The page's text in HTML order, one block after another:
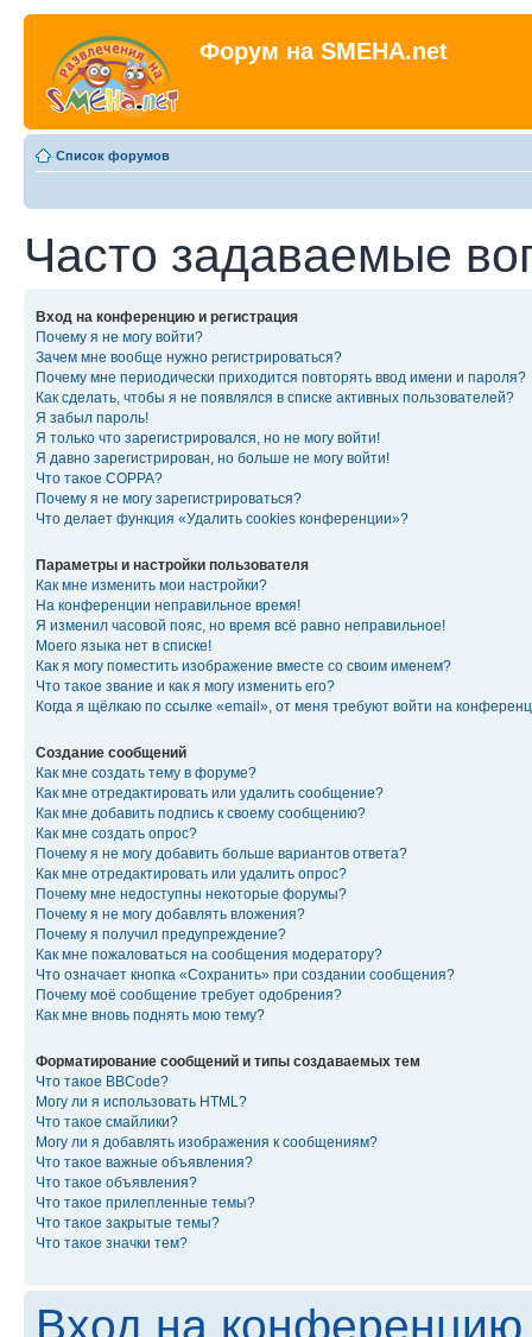
Форум на SMEHA.net
Список форумов
Часто задаваемые
Вход на конференцию и регистрация
Почему я не могу войти?
Зачем мне вообще нужно регистрироваться?
Почему мне периодически приходится повторять ввод имени и пароля?
Как сделать, чтобы я не появлялся в списке активных пользователей?
Я забыл пароль!
Я только что зарегистрировался, но не могу войти!
Я давно зарегистрирован, но больше не могу войти!
Что такое COPPA?
Почему я не могу зарегистрироваться?
Что делает функция «Удалить cookies конференции»?
Параметры и настройки пользователя
Как мне изменить мои настройки?
На конференции неправильное время!
Я изменил часовой пояс, но время всё равно неправильное!
Моего языка нет в списке!
Как я могу поместить изображение вместе со своим именем?
Что такое звание и как я могу изменить его?
Когда я щёлкаю по ссылке «email», от меня требуют войти на
Создание сообщений
Как мне создать тему в форуме?
Как мне отредактировать или удалить сообщение?
Как мне добавить подпись к своему сообщению?
Как мне создать опрос?
Почему я не могу добавить больше вариантов ответа?
Как мне отредактировать или удалить опрос?
Почему мне недоступны некоторые форумы?
Почему я не могу добавлять вложения?
Почему я получил предупреждение?
Как мне пожаловаться на сообщения модератору?
Что означает кнопка «Сохранить» при создании сообщения?
Почему моё сообщение требует одобрения?
Как мне вновь поднять мою тему?
Форматирование сообщений и типы создаваемых тем
Что такое BBCode?
Могу ли я использовать HTML?
Что такое смайлики?
Могу ли я добавлять изображения к сообщениям?
Что такое важные объявления?
Что такое объявления?
Что такое прилепленные темы?
Что такое закрытые темы?
Что такое значки тем?
Вход на конференцию